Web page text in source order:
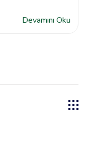
Devamını Oku